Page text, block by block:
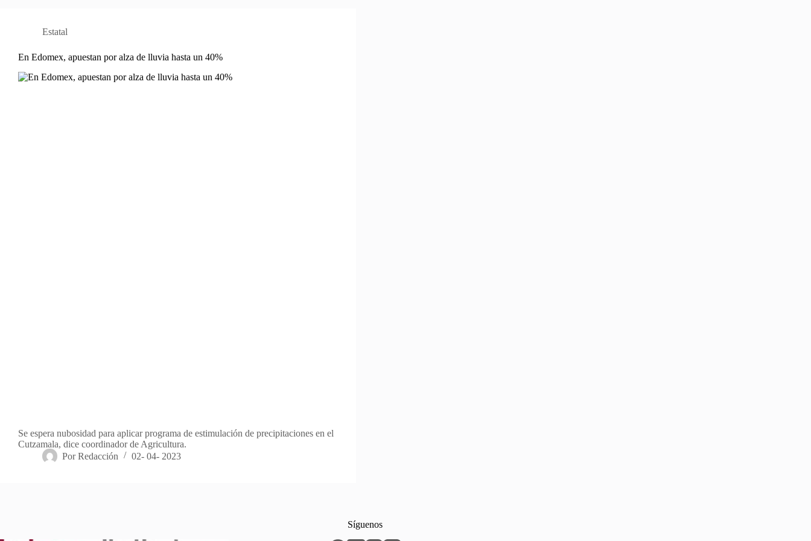
Estatal
En Edomex, apuestan por alza de lluvia hasta un 40%
Se espera nubosidad para aplicar programa de estimulación de precipitaciones en el
Cutzamala, dice coordinador de Agricultura.
Por Redacción 02- 04- 2023
Síguenos